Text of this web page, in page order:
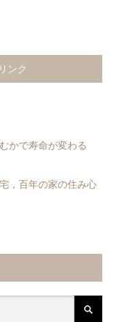
ンク
かで寿命が変わる
，百年の家の住み心